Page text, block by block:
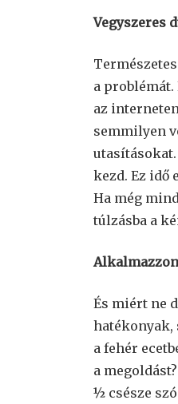
Vegyszeres
a
az
semmilyen
kezd. Ez idő
Ha még
túlzásba a
És miért ne
hatékonyak,
a fehér
a
½ csésze